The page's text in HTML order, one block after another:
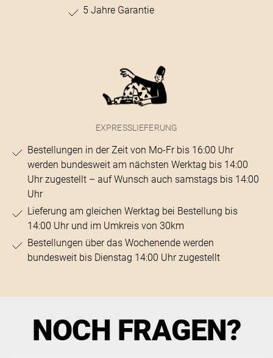
5 Jahre Garantie
EXPRESSLIEFERUNG
Bestellungen in der Zeit von Mo-Fr bis 16:00 Uhr
werden bundesweit am nächsten Werktag bis 14:00
Uhr zugestellt – auf Wunsch auch samstags bis 14:00
Uhr
Lieferung am gleichen Werktag bei Bestellung bis
14:00 Uhr und im Umkreis von 30km
Bestellungen über das Wochenende werden
bundesweit bis Dienstag 14:00 Uhr zugestellt
NOCH FRAGEN?